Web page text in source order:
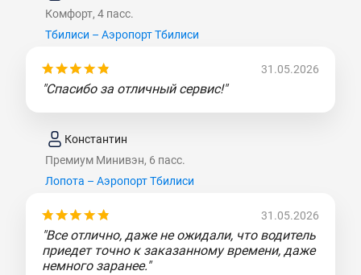
Комфорт, 4 пасс.
Тбилиси – Аэропорт Тбилиси
31.05.2026
"Спасибо за отличный сервис!"
Константин
Премиум Минивэн, 6 пасс.
Лопота – Аэропорт Тбилиси
31.05.2026
"Все отлично, даже не ожидали, что водитель
приедет точно к заказанному времени, даже
немного заранее."